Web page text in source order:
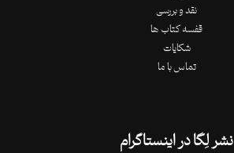
نقد و بررسی
قفسه کتاب ها
شکایات
تماس با ما
نشر لِگا در اینستاگرام